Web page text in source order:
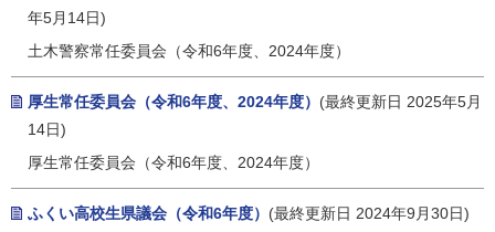
年5月14日)
土木警察常任委員会（令和6年度、2024年度）
厚生常任委員会（令和6年度、2024年度） (最終更新日 2025年5月
14日)
厚生常任委員会（令和6年度、2024年度）
ふくい高校生県議会（令和6年度） (最終更新日 2024年9月30日)